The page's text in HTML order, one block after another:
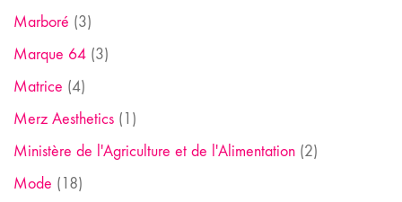
Marboré (3)
Marque 64 (3)
Matrice (4)
Merz Aesthetics (1)
Ministère de l'Agriculture et de l'Alimentation (2)
Mode (18)